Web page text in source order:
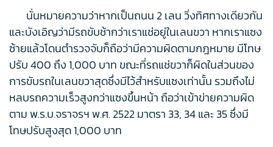
นั่นหมายความว่าหากเป็นถนน 2 เลน วิ่งทิศทางเดียวกัน
และบังเอิญว่ามีรถขับช้ากว่าเราแช่อยู่ในเลนขวา หากเราแซง
ซ้ายแล้วโดนตำรวจจับก็ถือว่ามีความผิดตามกฎหมาย มีโทษ
ปรับ 400 ถึง 1,000 บาท ขณะที่รถแช่ขวาก็ผิดในส่วนของ
การขับรถในเลนขวาสุดซึ่งมีไว้สำหรับแซงเท่านั้น รวมถึงไม่
หลบรถความเร็วสูงกว่าแซงขึ้นหน้า ถือว่าเข้าข่ายความผิด
ตาม พ.ร.บ.จราจรฯ พ.ศ. 2522 มาตรา 33, 34 และ 35 ซึ่งมี
โทษปรับสูงสุด 1,000 บาท